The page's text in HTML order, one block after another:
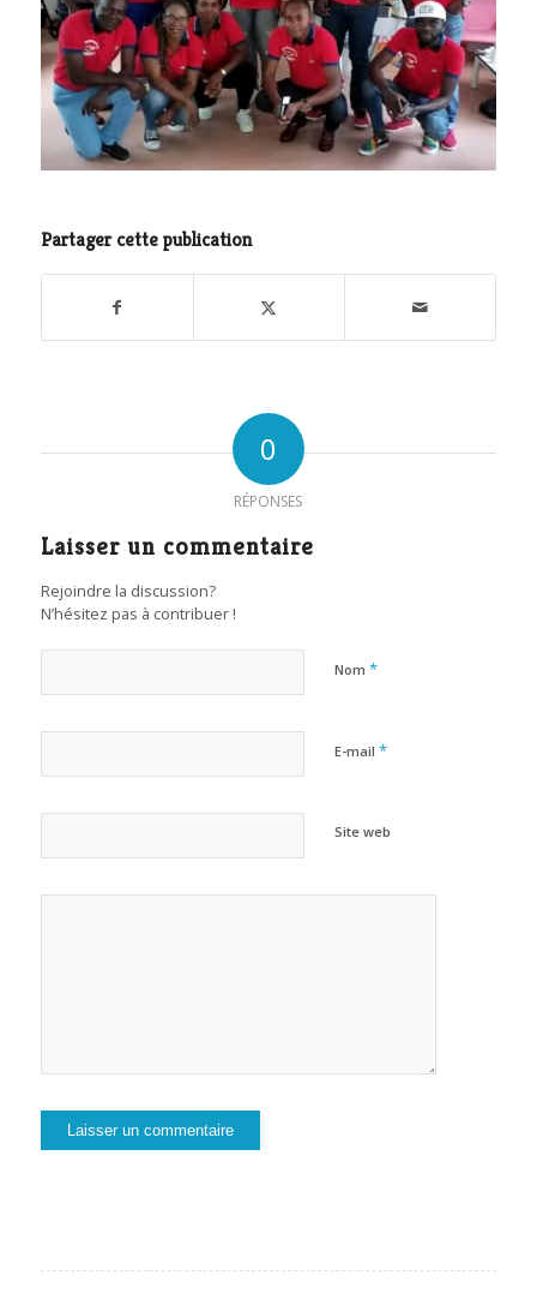
Partager cette publication
0
RÉPONSES
Laisser un commentaire
Rejoindre la discussion?
N’hésitez pas à contribuer !
Nom *
E-mail *
Site web